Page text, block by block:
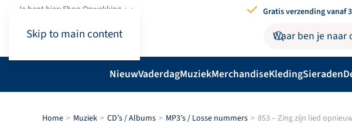
Skip to main content
Je bent hier: Shop.Opwekking Gratis verzending vanaf
NieuwVaderdagMuziekMerchandiseKledingSieraden
Home Muziek CD’s / Albums MP3’s / Losse nummers 853 – Zing zijn lied